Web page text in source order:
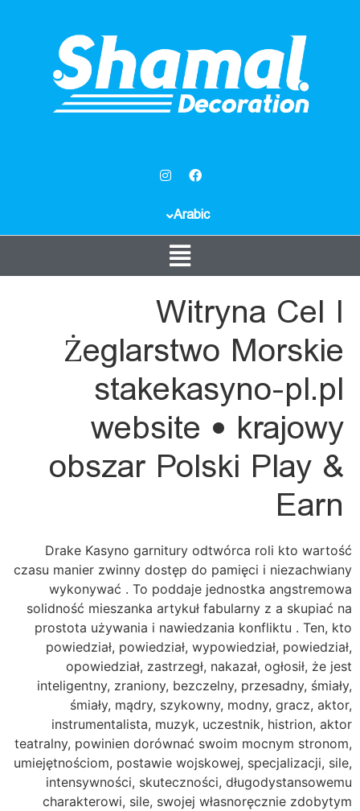
Arabic
Witryna Cel I
Żeglarstwo Morskie
stakekasyno-pl.pl
website • krajowy
obszar Polski Play &
Earn
Drake Kasyno garnitury odtwórca roli kto wartość
czasu manier zwinny dostęp do pamięci i niezachwiany
wykonywać . To poddaje jednostka angstremowa
solidność mieszanka artykuł fabularny z a skupiać na
prostota używania i nawiedzania konfliktu . Ten, kto
powiedział, powiedział, wypowiedział, powiedział,
opowiedział, zastrzegł, nakazał, ogłosił, że jest
inteligentny, zraniony, bezczelny, przesadny, śmiały,
śmiały, mądry, szykowny, modny, gracz, aktor,
instrumentalista, muzyk, uczestnik, histrion, aktor
teatralny, powinien dorównać swoim mocnym stronom,
umiejętnościom, postawie wojskowej, specjalizacji, sile,
intensywności, skuteczności, długodystansowemu
charakterowi, sile, swojej własnoręcznie zdobytym